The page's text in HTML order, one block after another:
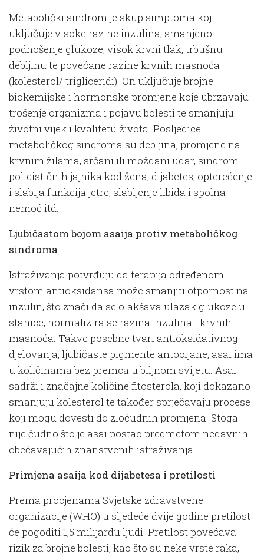
Metabolički sindrom je skup simptoma koji
uključuje visoke razine inzulina, smanjeno
podnošenje glukoze, visok krvni tlak, trbušnu
debljinu te povećane razine krvnih masnoća
(kolesterol/ trigliceridi). On uključuje brojne
biokemijske i hormonske promjene koje ubrzavaju
trošenje organizma i pojavu bolesti te smanjuju
životni vijek i kvalitetu života. Posljedice
metaboličkog sindroma su debljina, promjene na
krvnim žilama, srčani ili moždani udar, sindrom
policističnih jajnika kod žena, dijabetes, opterećenje
i slabija funkcija jetre, slabljenje libida i spolna
nemoć itd.
Ljubičastom bojom asaija protiv metaboličkog
sindroma
Istraživanja potvrđuju da terapija određenom
vrstom antioksidansa može smanjiti otpornost na
inzulin, što znači da se olakšava ulazak glukoze u
stanice, normalizira se razina inzulina i krvnih
masnoća. Takve posebne tvari antioksidativnog
djelovanja, ljubičaste pigmente antocijane, asai ima
u količinama bez premca u biljnom svijetu. Asai
sadrži i značajne količine fitosterola, koji dokazano
smanjuju kolesterol te također sprječavaju procese
koji mogu dovesti do zloćudnih promjena. Stoga
nije čudno što je asai postao predmetom nedavnih
obećavajućih znanstvenih istraživanja.
Primjena asaija kod dijabetesa i pretilosti
Prema procjenama Svjetske zdravstvene
organizacije (WHO) u sljedeće dvije godine pretilost
će pogoditi 1,5 milijardu ljudi. Pretilost povećava
rizik za brojne bolesti, kao što su neke vrste raka,